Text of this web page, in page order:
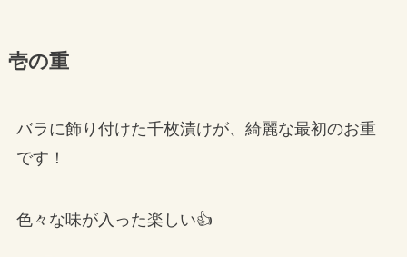
壱の重
バラに飾り付けた千枚漬けが、綺麗な最初のお重
です！
色々な味が入った楽しい👍